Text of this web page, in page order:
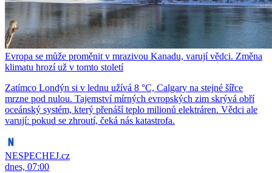
Evropa se může proměnit v mrazivou Kanadu, varují vědci. Změna
klimatu hrozí už v tomto století
Zatímco Londýn si v lednu užívá 8 °C, Calgary na stejné šířce
mrzne pod nulou. Tajemství mírných evropských zim skrývá obří
oceánský systém, který přenáší teplo milionů elektráren. Vědci ale
varují: pokud se zhroutí, čeká nás katastrofa.
NESPECHEJ.cz
dnes, 07:00